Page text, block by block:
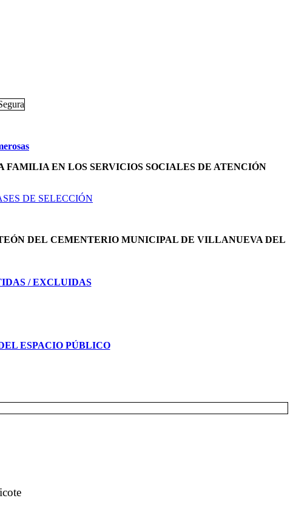
FAMILIA EN LOS SERVICIOS SOCIALES DE ATENCIÓN
DE SELECCIÓN
DEL CEMENTERIO MUNICIPAL DE VILLANUEVA DEL
/ EXCLUIDAS
ESPACIO PÚBLICO